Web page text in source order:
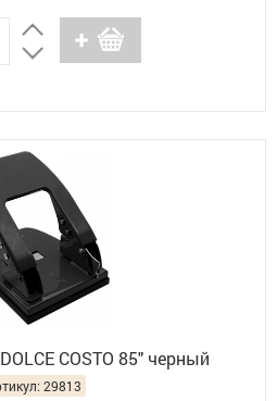
COSTO 85" черный
29813